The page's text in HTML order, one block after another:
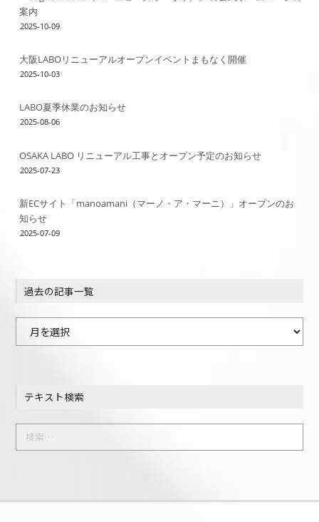
案内
2025-10-09
大阪LABOリニューアルオープンイベントまもなく開催
2025-10-03
LABO夏季休業のお知らせ
2025-08-06
OSAKA LABO リニューアル工事とオープン予定のお知らせ
2025-07-23
新ECサイト「manoamani（マーノ・ア・マーニ）」オープンのお
知らせ
2025-07-09
過去の記事一覧
去
記
事
覧
テキスト検索
検
索: